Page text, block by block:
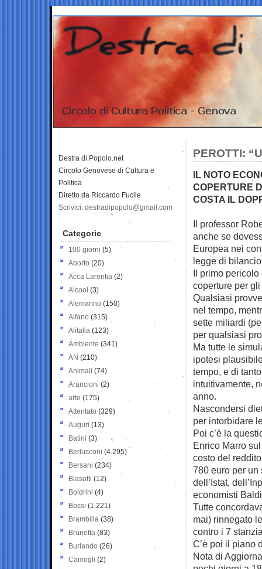
PEROTTI:
IL NOTO
COPERTURE
COSTA IL
Il professor
anche se
Europea nei
legge di
Il primo
coperture per
Qualsiasi
nel tempo,
sette miliardi
per qualsiasi
Ma tutte le
ipotesi
tempo, e di
intuitivamente,
anno.
Nascondersi
per intorbidare
Poi c’è la
Enrico Marro
costo del
780 euro per un
dell’Istat,
economisti
Tutte
mai) rinnegato
contro i 7
C’è poi il piano
Nota di
Destra di Popolo.net
Circolo Genovese di Cultura e
Politica
Diretto da Riccardo Fucile
Scrivici: destradipopolo@gmail.com
Categorie
100 giorni (5)
Aborto (20)
Acca Larentia (2)
Alcool (3)
Alemanno (150)
Alfano (315)
Alitalia (123)
Ambiente (341)
AN (210)
Animali (74)
Arancioni (2)
arte (175)
Attentato (329)
Auguri (13)
Batini (3)
Berlusconi (4.295)
Bersani (234)
Biasotti (12)
Boldrini (4)
Bossi (1.221)
Brambilla (38)
Brunetta (83)
Burlando (26)
Camogli (2)